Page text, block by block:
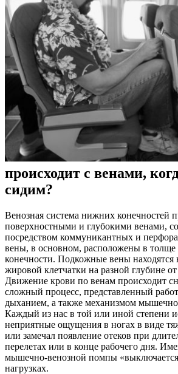
происходит с венами,
сидим?
Венозная система нижних конечностей
поверхностными и глубокими венами,
посредством коммуникантных и
вены, в основном, расположены в
конечности. Подкожные вены
жировой клетчатки на разной глубине
Движение крови по венам происходит
сложный процесс, представленный
дыханием, а также механизмом
Каждый из нас в той или иной степени
неприятные ощущения в ногах в виде
или замечал появление отеков при
перелетах или в конце рабочего дня.
мышечно-венозной помпы
нагрузках.